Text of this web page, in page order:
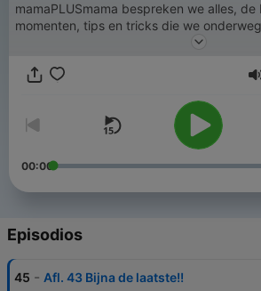
mamaPLUSmama bespreken we alles,
momenten, tips en tricks die we
soms nodige we ook een expert uit. Welkom bij Mama Plus
00:00
Episodios
45 - Afl. 43 Bijna de laatste!!